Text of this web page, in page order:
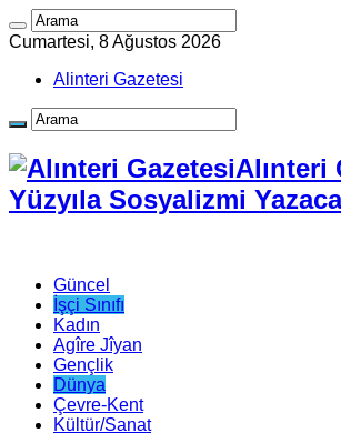
Cumartesi, 8 Ağustos 2026
Alinteri Gazetesi
Alınteri
Yüzyıla Sosyalizmi
Güncel
İşçi Sınıfı
Kadın
Agîre Jîyan
Gençlik
Dünya
Çevre-Kent
Kültür/Sanat